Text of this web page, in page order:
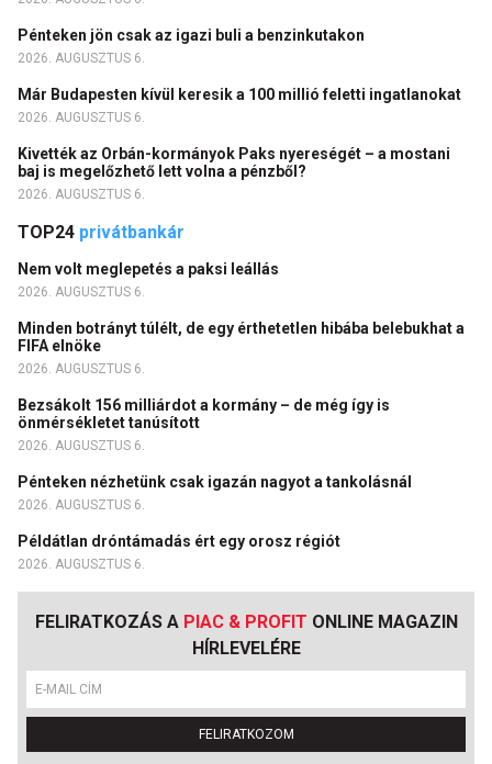
Pénteken jön csak az igazi buli a benzinkutakon
2026. AUGUSZTUS 6.
Már Budapesten kívül keresik a 100 millió feletti ingatlanokat
2026. AUGUSZTUS 6.
Kivették az Orbán-kormányok Paks nyereségét – a mostani
baj is megelőzhető lett volna a pénzből?
2026. AUGUSZTUS 6.
TOP24 privátbankár
Nem volt meglepetés a paksi leállás
2026. AUGUSZTUS 6.
Minden botrányt túlélt, de egy érthetetlen hibába belebukhat a
FIFA elnöke
2026. AUGUSZTUS 6.
Bezsákolt 156 milliárdot a kormány – de még így is
önmérsékletet tanúsított
2026. AUGUSZTUS 6.
Pénteken nézhetünk csak igazán nagyot a tankolásnál
2026. AUGUSZTUS 6.
Példátlan dróntámadás ért egy orosz régiót
2026. AUGUSZTUS 6.
FELIRATKOZÁS A PIAC & PROFIT ONLINE MAGAZIN
HÍRLEVELÉRE
FELIRATKOZOM